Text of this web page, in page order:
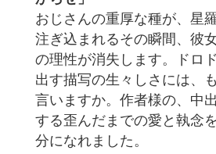
おじさんの重厚な種が、星
注ぎ込まれるその瞬間、彼
の理性が消失します。ドロ
出す描写の生々しさには、
言いますか。作者様の、中
する歪んだまでの愛と執念
分になれました。